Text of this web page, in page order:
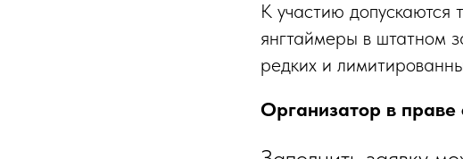
К участию допускаются
янгтаймеры в штатном
редких и
Организатор в праве